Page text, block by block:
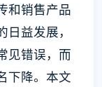
和销售产品
益发展，
见错误，而
下降。本文